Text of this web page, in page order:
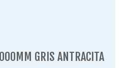
GRIS ANTRACITA